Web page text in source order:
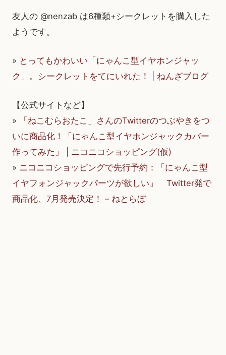
友人の @nenzab は6種類+シークレットを購入した
ようです。
» とってもかわいい「にゃんこ型イヤホンジャッ
ク」。シークレットをてにいれた！ | ねんざブログ
【公式サイトなど】
»
「ねこむらおたこ」さんのTwitterのつぶやきをつ
いに商品化！「にゃんこ型イヤホンジャックカバー
作ってみた」 | ニコニコショッピング(仮)
» ニコニコショッピングで先行予約：「にゃんこ型
イヤフォンジャックパーツが欲しい」 Twitter発で
商品化、7月発売決定！ – ねとらぼ